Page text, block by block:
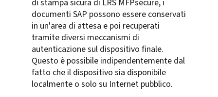
di stampa sicura di LRS MFPsecure, i
documenti SAP possono essere conservati
in un'area di attesa e poi recuperati
tramite diversi meccanismi di
autenticazione sul dispositivo finale.
Questo è possibile indipendentemente dal
fatto che il dispositivo sia disponibile
localmente o solo su Internet pubblico.